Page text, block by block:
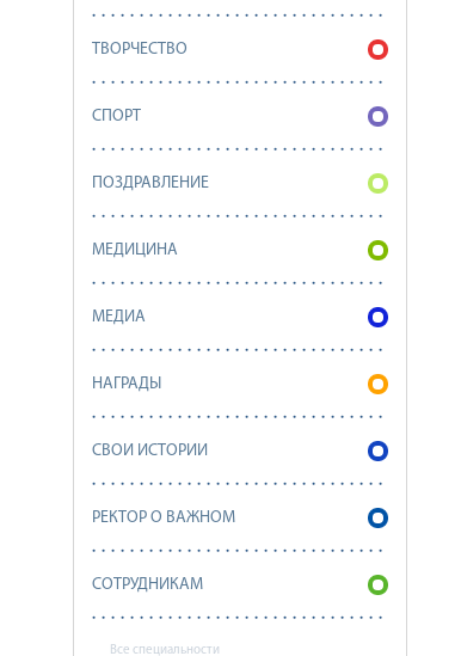
ТВОРЧЕСТВО
СПОРТ
ПОЗДРАВЛЕНИЕ
МЕДИЦИНА
МЕДИА
НАГРАДЫ
СВОИ ИСТОРИИ
РЕКТОР О ВАЖНОМ
СОТРУДНИКАМ
Все специальности